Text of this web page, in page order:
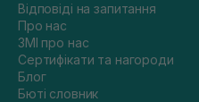
Відповіді на запитання
Про нас
ЗМІ про нас
Сертифікати та нагороди
Блог
Бюті словник